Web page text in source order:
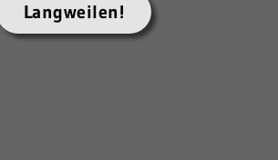
Langweilen!